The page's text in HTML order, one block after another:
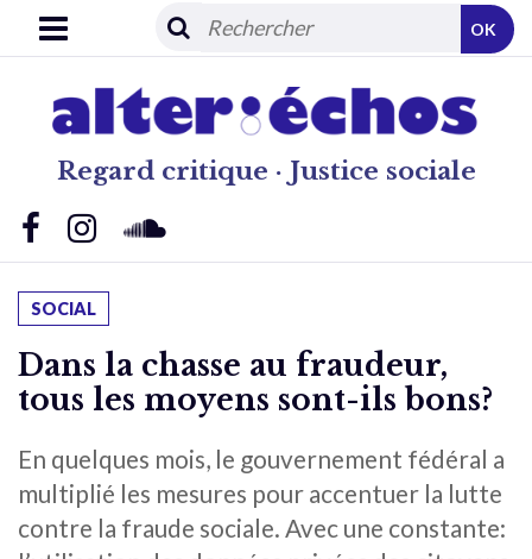
Regard critique · Justice sociale
OK
SOCIAL
Dans la chasse au fraudeur,
tous les moyens sont-ils bons?
En quelques mois, le gouvernement fédéral a
multiplié les mesures pour accentuer la lutte
contre la fraude sociale. Avec une constante: